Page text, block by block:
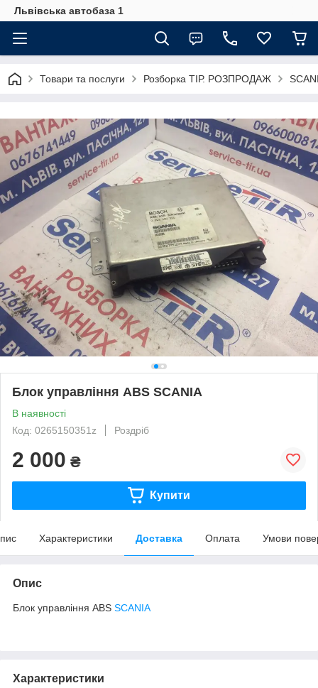
Львівська автобаза 1
Товари та послуги Розборка ТІР. РОЗПРОДАЖ
Блок управління ABS SCANIA
В наявності
Код: 0265150351z
Роздріб
2 000 ₴
Купити
Характеристики Доставка Оплата Умови
Опис
Блок управління ABS SCANIA
Характеристики